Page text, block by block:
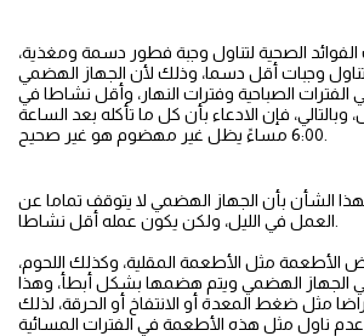
الصحية لتناول وجبة فطور دسمة ومغذية،
وجبات أقل دسما، وذلك لأن الجهاز الهضمي
الصباحية وفترات النهار، وأقل نشاطا في
وبالتالي، فإن الادعاء بأن كل ما تأكله بعد الساعة
6:00 مساءً يظل غير مهضوم هو غير صحيح.
الشأن بأن الجهاز الهضمي لا يتوقف تماما عن
العمل في الليل، ولكن يكون عمله أقل نشاطا.
مثل الأطعمة المقلية، وكذلك اللحوم،
الجهاز الهضمي ويتم هضمها بشكل أبطأ، وهذا
مثل ضغط المعدة أو الانتفاخ أو الحرقة، لذلك